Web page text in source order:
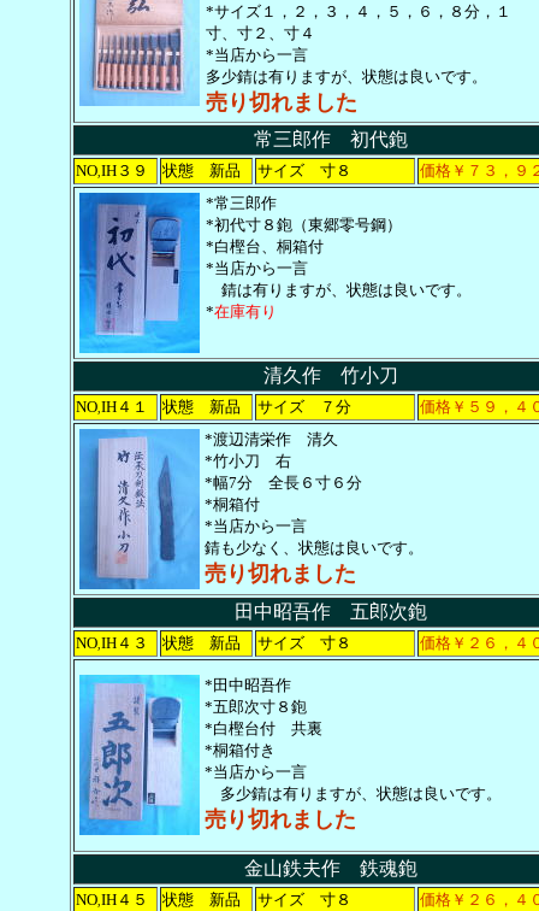
*サイズ１，２，３，４，５，６，８分，１
寸、寸２、寸４
*当店から一言
多少錆は有りますが、状態は良いです。
売り切れました
常三郎作 初代鉋
NO, IH３９ 状態 新品 サイズ 寸８
価格￥７３，９
*常三郎作
*初代寸８鉋（東郷零号鋼）
*白樫台、桐箱付
*当店から一言
錆は有りますが、状態は良いです。
*在庫有り
清久作 竹小刀
NO, IH４１ 状態 新品 サイズ ７分
価格￥５９，４
*渡辺清栄作 清久
*竹小刀 右
*幅7分 全長６寸６分
*桐箱付
*当店から一言
錆も少なく、状態は良いです。
売り切れました
田中昭吾作 五郎次鉋
NO, IH４３ 状態 新品 サイズ 寸８ 価格￥２６，４
*田中昭吾作
*五郎次寸８鉋
*白樫台付 共裏
*桐箱付き
*当店から一言
多少錆は有りますが、状態は良いです。
売り切れました
金山鉄夫作 鉄魂鉋
NO, IH４５ 状態 新品 サイズ 寸８ 価格￥２６，４